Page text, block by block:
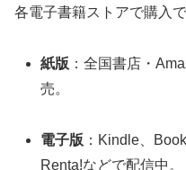
各電子書籍ストアで購入で
紙版 ：全国書店・
売。
電子版 ：Kindle、
Renta!などで配信中。